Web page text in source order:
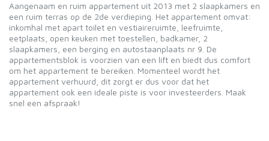
Aangenaam en ruim appartement uit 2013 met 2 slaapkamers en
een ruim terras op de 2de verdieping. Het appartement omvat:
inkomhal met apart toilet en vestiaireruimte, leefruimte,
eetplaats, open keuken met toestellen, badkamer, 2
slaapkamers, een berging en autostaanplaats nr 9. De
appartementsblok is voorzien van een lift en biedt dus comfort
om het appartement te bereiken. Momenteel wordt het
appartement verhuurd, dit zorgt er dus voor dat het
appartement ook een ideale piste is voor investeerders. Maak
snel een afspraak!